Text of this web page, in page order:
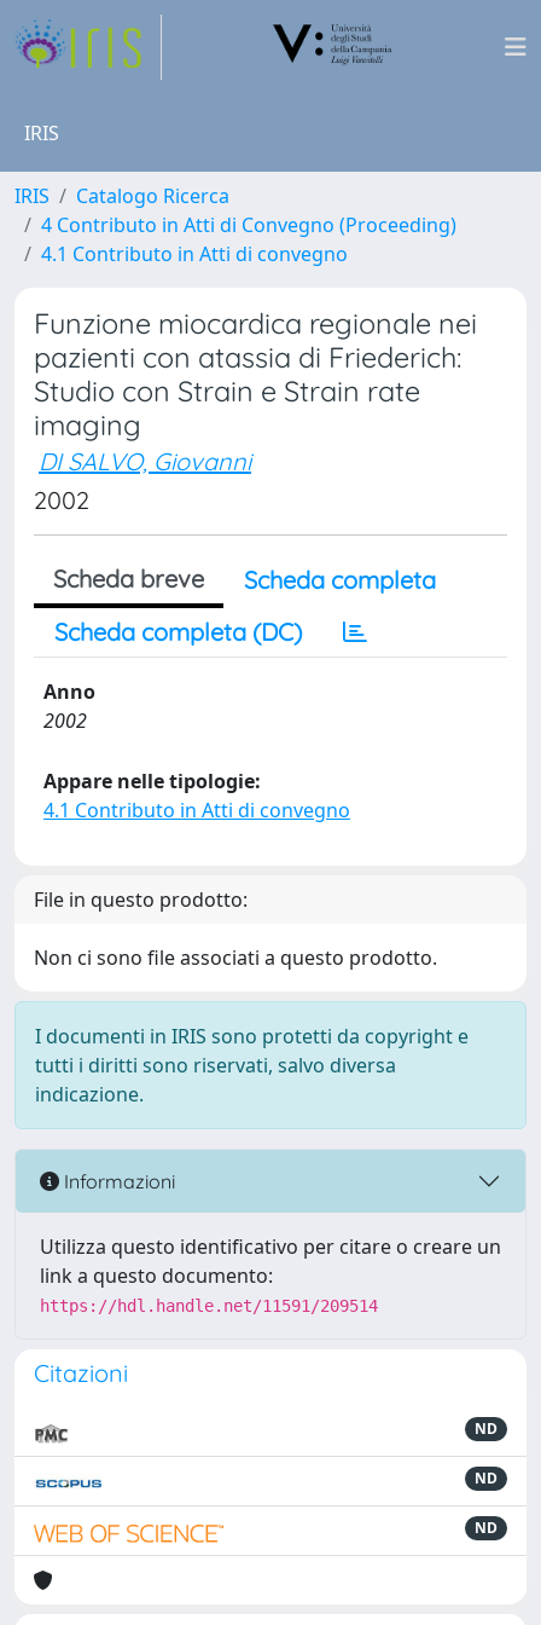
IRIS
IRIS
Catalogo Ricerca
4 Contributo in Atti di Convegno (Proceeding)
4.1 Contributo in Atti di convegno
Funzione miocardica regionale nei
pazienti con atassia di Friederich:
Studio con Strain e Strain rate
imaging
DI SALVO, Giovanni
2002
Scheda breve
Scheda completa
Scheda completa (DC)
Anno
2002
Appare nelle tipologie:
4.1 Contributo in Atti di convegno
File in questo prodotto:
Non ci sono file associati a questo prodotto.
I documenti in IRIS sono protetti da copyright e
tutti i diritti sono riservati, salvo diversa
indicazione.
Informazioni
Utilizza questo identificativo per citare o creare un
link a questo documento:
https://hdl.handle.net/11591/209514
Citazioni
ND
ND
ND